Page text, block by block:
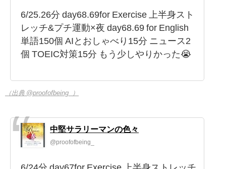
6/25.26分 day68.69for Exercise 上半身スト
レッチ&プチ運動×夜 day68.69 for English
単語150個 AIとおしゃべり15分 ニュース2
個 TOEIC対策15分 もう少しやりかった😭
（出典 @proofofbeing_）
中堅サラリーマンの色々
@proofofbeing_